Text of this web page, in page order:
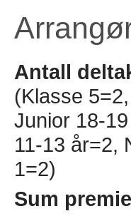
Antall
(Klasse
Junior 18-
11-13 år=2,
1=2)
Sum